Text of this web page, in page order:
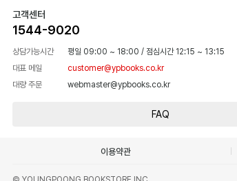
고객센터
1544-9020
상담가능시간 평일 09:00 ~ 18:00 / 점심시간 12:15 ~ 13:15
대표 메일
customer@ypbooks.co.kr
대량 주문
webmaster@ypbooks.co.kr
FAQ
이용약관